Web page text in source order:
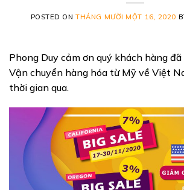
POSTED ONTHÁNG MƯỜI MỘT 16, 2020
Phong Duy cảm ơn quý khách hàng
Vận chuyển hàng hóa từ Mỹ về Việt
thời gian qua.